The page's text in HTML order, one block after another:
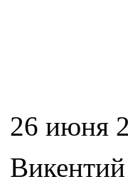
26 июня